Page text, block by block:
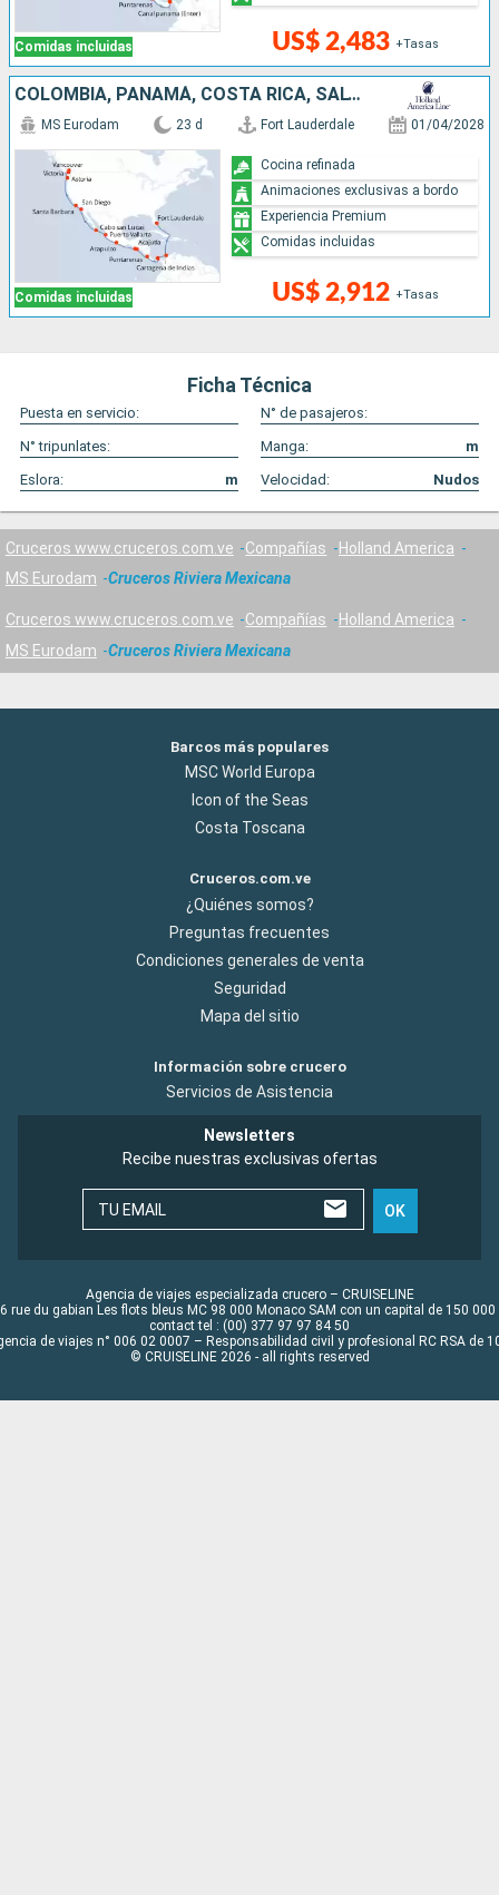
Comidas incluidas US$ 2,483 +Tasas
COLOMBIA, PANAMÁ, COSTA RICA, SALVADOR, GUATEMALA, MÉXICO, ESTADOS UNIDOS, CANADÁ
Comidas incluidas
MS Eurodam 23 d Fort Lauderdale 01/04/2028
US$ 2,912 +Tasas
Cocina refinada
Animaciones exclusivas a bordo
Experiencia Premium
Comidas incluidas
Ficha Técnica
Puesta en servicio:
N° de pasajeros:
N° tripunlates:
Manga:
m
Eslora:
m Velocidad: Nudos
Cruceros www.cruceros.com.ve Compañías
Holland America
MS Eurodam
Cruceros Riviera Mexicana
Cruceros www.cruceros.com.ve Compañías
Holland America
MS Eurodam
Cruceros Riviera Mexicana
Barcos más populares
MSC World Europa
Icon of the Seas
Costa Toscana
Cruceros.com.ve
¿Quiénes somos?
Preguntas frecuentes
Condiciones generales de venta
Seguridad
Mapa del sitio
Información sobre crucero
Servicios de Asistencia
Newsletters
Recibe nuestras exclusivas ofertas
TU EMAIL OK
Agencia de viajes especializada crucero – CRUISELINE
rue du gabian Les flots bleus MC 98 000 Monaco SAM con un capital de 150 000
contact tel : (00) 377 97 97 84 50
de viajes n° 006 02 0007 – Responsabilidad civil y profesional RC RSA de
© CRUISELINE 2026 - all rights reserved